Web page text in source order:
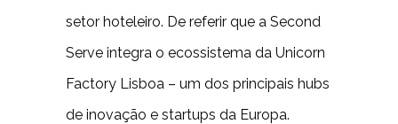
setor hoteleiro. De referir que a Second
Serve integra o ecossistema da Unicorn
Factory Lisboa – um dos principais hubs
de inovação e startups da Europa.